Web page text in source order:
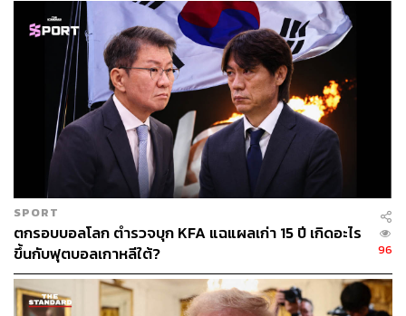
ในตอนท้ายมีรายงานว่า มาดูโรตะโกนตอบโต้ผู้เข้าร่วมที่
กล่าวหาว่า เขาเป็นผู้นำที่ไร้ความชอบธรรมว่า “ผมคือ
ประธานาธิบดีที่ถูกลักพาตัว ผมคือเชลยศึก”
Adam Gray / Reuters
อ้างอิง:
https://www.theguardian.com/us-news/2026/jan/05/ni
colas-maduro-court-new-york
https://www.bbc.com/news/articles/cwyndnqqey5o
TAGS: กลุ่มก่อการร้าย
USA
Venezuela Nicolas Maduro
SPORT
ตกรอบบอลโลก ตำรวจบุก KFA แฉแผลเก่า 15 ปี เกิดอะไร
ขึ้นกับฟุตบอลเกาหลีใต้?
96